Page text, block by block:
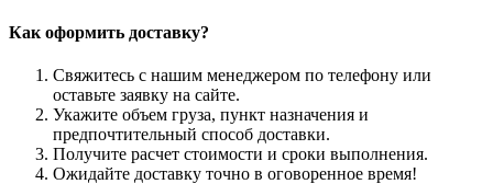
Как оформить доставку?
Свяжитесь с нашим менеджером по телефону или
оставьте заявку на сайте.
Укажите объем груза, пункт назначения и
предпочтительный способ доставки.
Получите расчет стоимости и сроки выполнения.
Ожидайте доставку точно в оговоренное время!